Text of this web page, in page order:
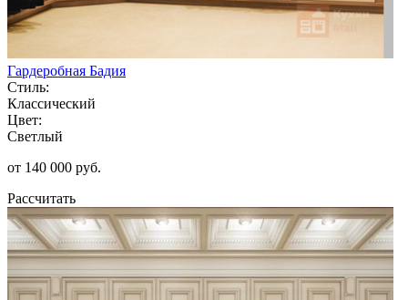
Гардеробная Бадия
Стиль:
Классический
Цвет:
Светлый
от 140 000 руб.
Рассчитать